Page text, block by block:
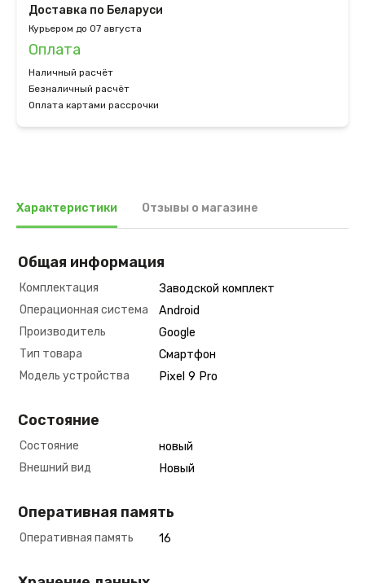
Доставка по Беларуси
Курьером до 07 августа
Оплата
Наличный расчёт
Безналичный расчёт
Оплата картами рассрочки
Характеристики Отзывы о магазине
Общая информация
Комплектация
Заводской комплект
Операционная система
Android
Производитель
Google
Тип товара
Смартфон
Модель устройства
Pixel 9 Pro
Состояние
Состояние
новый
Внешний вид
Новый
Оперативная память
Оперативная память 16